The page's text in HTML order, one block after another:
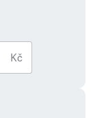
Kč